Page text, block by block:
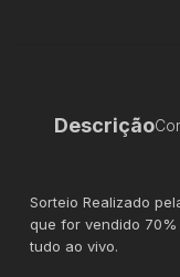
Descrição
Sorteio Realizado
que for vendido
tudo ao vivo.